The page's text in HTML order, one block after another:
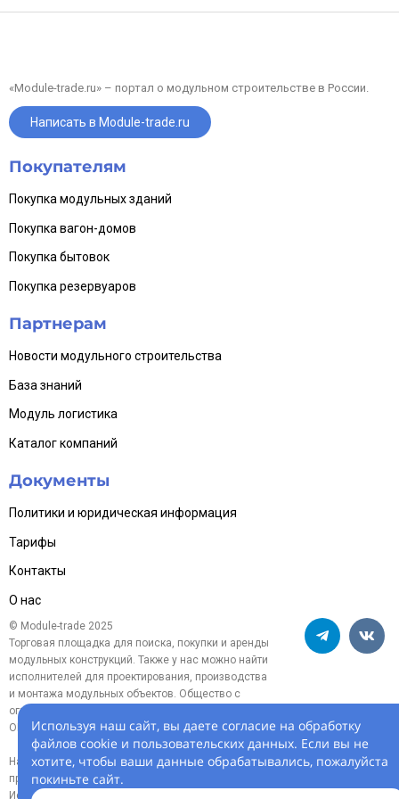
Используя наш сайт, вы даете согласие на обработку
файлов cookie и пользовательских данных. Если вы не
хотите, чтобы ваши данные обрабатывались, пожалуйста
покиньте сайт.
Производим блок-контейнеры самостоятельно, контролируем
— металлический каркас;— утепление;— окно;— металлическая
Возможна доработка планировки и комплектации:
дополнительные перегородки, окна, освещение, отопление и
Подготовим расчет и поможем подобрать подходящую
«Module-trade.ru» – портал о модульном строительстве в России.
Написать в Module-trade.ru
Покупателям
Покупка модульных зданий
Покупка вагон-домов
Покупка бытовок
Покупка резервуаров
Партнерам
Новости модульного строительства
База знаний
Модуль логистика
Каталог компаний
Документы
Политики и юридическая информация
Тарифы
Контакты
О нас
© Module-trade 2025
Торговая площадка для поиска, покупки и аренды
модульных конструкций. Также у нас можно найти
исполнителей для проектирования, производства
и монтажа модульных объектов. Общество с
ограниченной ответственностью «Модуль-трейд»,
ОГРН 1254700005119
На информационном ресурсе
применяются рекомендательные технологии.
Использование сайта означает согласие с